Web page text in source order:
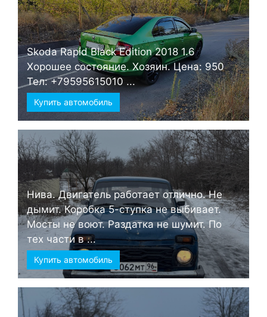
Skoda Rapid Black Edition 2018 1.6
Хорошее состояние. Хозяин. Цена: 950
Тел: +79595615010 ...
Купить автомобиль
Нива. Двигатель работает отлично. Не
дымит. Коробка 5-ступка не выбивает.
Мосты не воют. Раздатка не шумит. По
тех части в ...
Купить автомобиль